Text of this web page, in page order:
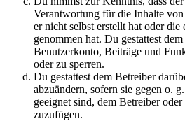
Verantwortung für die Inhalte
er nicht selbst erstellt hat oder
genommen hat. Du gestattest
Benutzerkonto, Beiträge und
oder zu sperren.
Du gestattest dem Betreiber
abzuändern, sofern sie gegen o.
geeignet sind, dem Betreiber
zuzufügen.